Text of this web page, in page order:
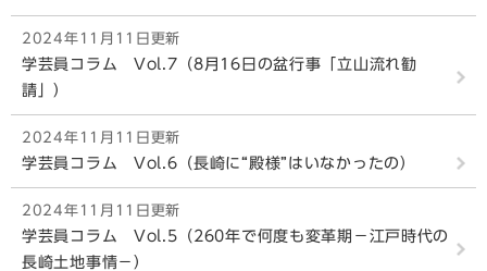
2024年11月11日更新
学芸員コラム Vol.7（8月16日の盆行事「立山流れ勧
請」）
2024年11月11日更新
学芸員コラム Vol.6（長崎に“殿様”はいなかったの）
2024年11月11日更新
学芸員コラム Vol.5（260年で何度も変革期－江戸時代の
長崎土地事情－）